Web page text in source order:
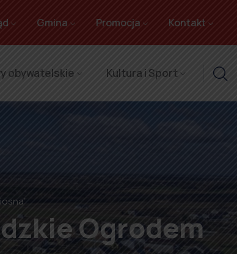
Gmina Promocja Kontakt
obywatelskie Kultura i Sport
Ogrodem